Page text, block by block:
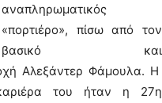
αναπληρωματικός
«πορτιέρο», πίσω από τον
βασικό και
Αλεξάντερ Φάμουλα. Η
του ήταν η 27η